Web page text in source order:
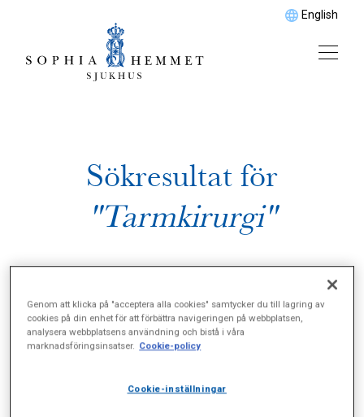
English
Sökresultat för
"Tarmkirurgi"
Genom att klicka på "acceptera alla cookies" samtycker du till lagring av
cookies på din enhet för att förbättra navigeringen på webbplatsen,
analysera webbplatsens användning och bistå i våra
marknadsföringsinsatser. Cookie-policy
Cookie-inställningar